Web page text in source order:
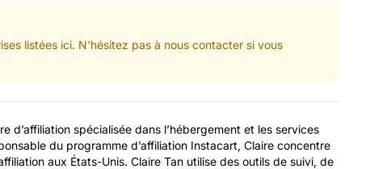
listées ici. N'hésitez pas à nous contacter si vous
d’affiliation spécialisée dans l’hébergement et les services
du programme d’affiliation Instacart, Claire concentre
aux États-Unis. Claire Tan utilise des outils de suivi, de